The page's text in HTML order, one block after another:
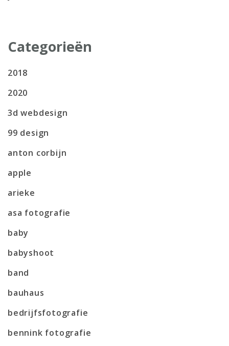
Categorieën
2018
2020
3d webdesign
99 design
anton corbijn
apple
arieke
asa fotografie
baby
babyshoot
band
bauhaus
bedrijfsfotografie
bennink fotografie